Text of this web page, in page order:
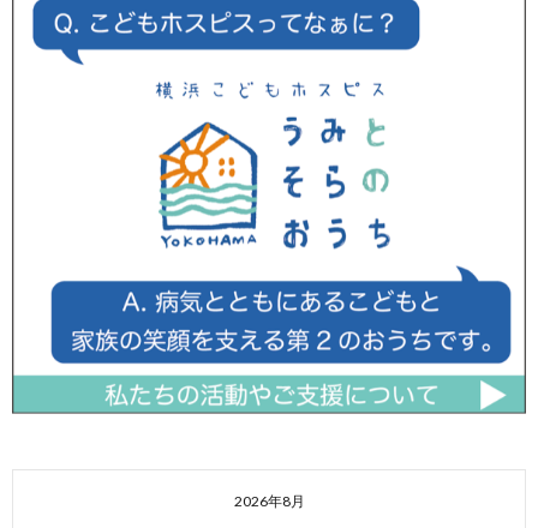
2026年8月